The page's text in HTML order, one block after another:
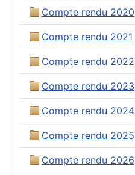
Compte rendu 2020
Compte rendu 2021
Compte rendu 2022
Compte rendu 2023
Compte rendu 2024
Compte rendu 2025
Compte rendu 2026